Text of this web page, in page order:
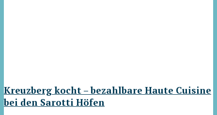
Kreuzberg kocht – bezahlbare Haute Cuisine
bei den Sarotti Höfen